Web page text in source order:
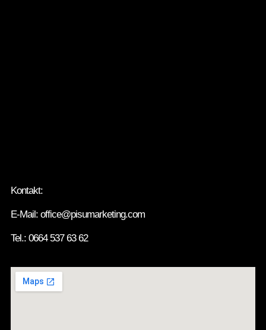
Kontakt:
E-Mail: office@pisumarketing.com
Tel.: 0664 537 63 62